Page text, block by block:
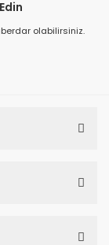
olabilirsiniz.